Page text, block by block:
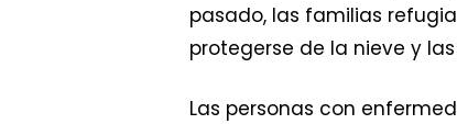
pasado, las familias
protegerse de la nieve y
Las personas con